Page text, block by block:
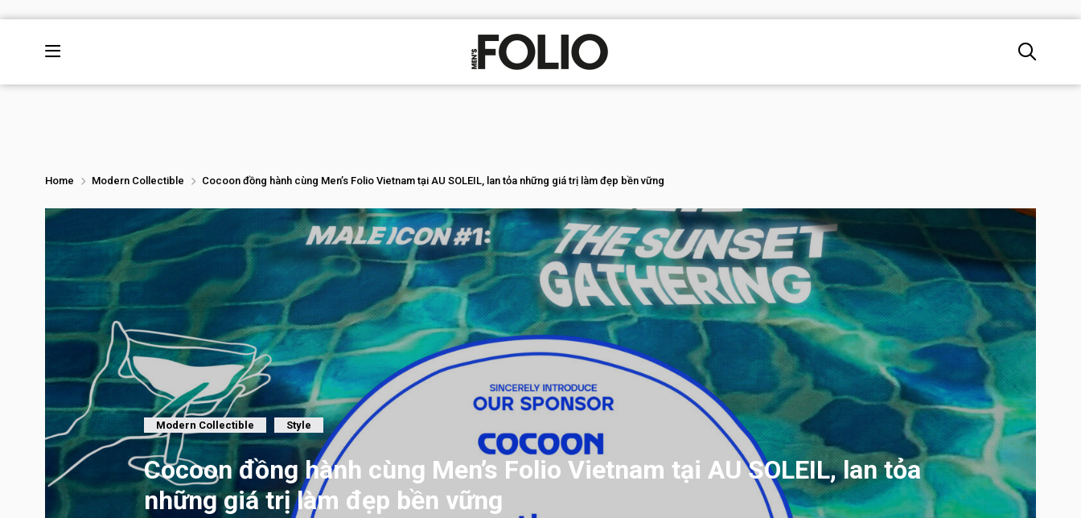
Home Modern Collectible Cocoon đồng hành cùng Men’s Folio Vietnam tại AU SOLEIL, lan tỏa những giá trị làm đẹp bền vững
Modern Collectible Style
Cocoon đồng hành cùng Men’s Folio Vietnam tại AU SOLEIL, lan tỏa
những giá trị làm đẹp bền vững